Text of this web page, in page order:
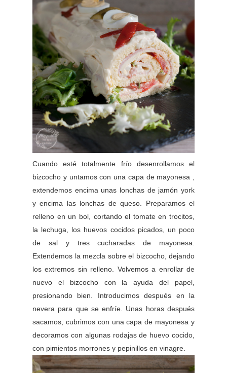
Cuando esté totalmente frío desenrollamos el
bizcocho y untamos con una capa de mayonesa ,
extendemos encima unas lonchas de jamón york
y encima las lonchas de queso. Preparamos el
relleno en un bol, cortando el tomate en trocitos,
la lechuga, los huevos cocidos picados, un poco
de sal y tres cucharadas de mayonesa.
Extendemos la mezcla sobre el bizcocho, dejando
los extremos sin relleno. Volvemos a enrollar de
nuevo el bizcocho con la ayuda del papel,
presionando bien. Introducimos después en la
nevera para que se enfríe. Unas horas después
sacamos, cubrimos con una capa de mayonesa y
decoramos con algunas rodajas de huevo cocido,
con pimientos morrones y pepinillos en vinagre.